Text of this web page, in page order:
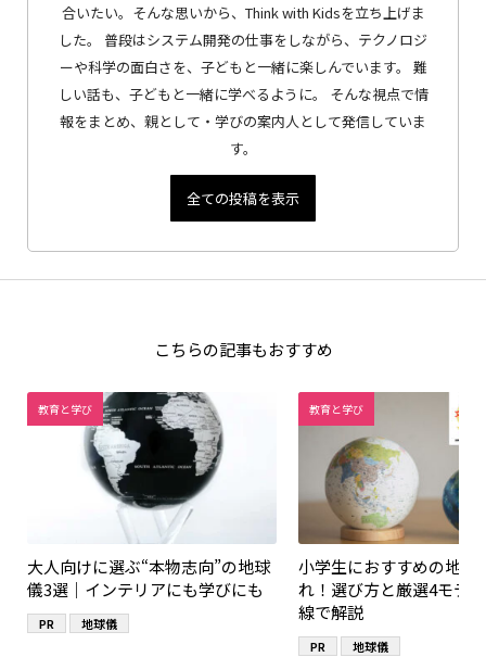
合いたい。そんな思いから、Think with Kidsを立ち上げま
した。 普段はシステム開発の仕事をしながら、テクノロジ
ーや科学の面白さを、子どもと一緒に楽しんでいます。 難
しい話も、子どもと一緒に学べるように。 そんな視点で情
報をまとめ、親として・学びの案内人として発信していま
す。
全ての投稿を表示
こちらの記事もおすすめ
教育と学び
大人向けに選ぶ“本物志向”の地球
儀3選｜インテリアにも学びにも
PR 地球儀
教育と学び
小学生におすすめの地球
れ！選び方と厳選4モデ
線で解説
PR 地球儀